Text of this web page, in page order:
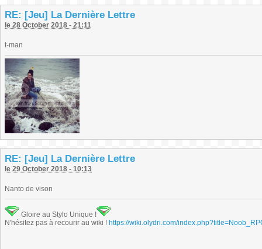
RE: [Jeu] La Dernière Lettre
le 28 October 2018 - 21:11
t-man
RE: [Jeu] La Dernière Lettre
le 29 October 2018 - 10:13
Nanto de vison
Gloire au Stylo Unique !
N'hésitez pas à recourir au wiki ! https://wiki.olydri.com/